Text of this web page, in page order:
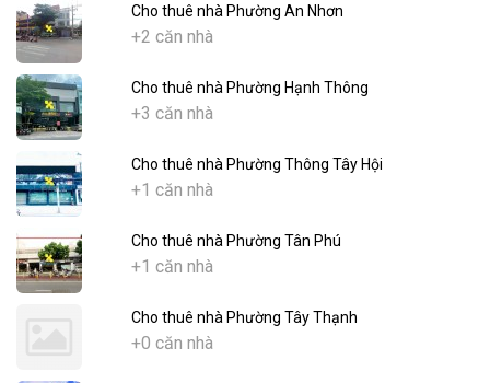
Cho thuê nhà Phường An Nhơn
+2 căn nhà
Cho thuê nhà Phường Hạnh Thông
+3 căn nhà
Cho thuê nhà Phường Thông Tây Hội
+1 căn nhà
Cho thuê nhà Phường Tân Phú
+1 căn nhà
Cho thuê nhà Phường Tây Thạnh
+0 căn nhà